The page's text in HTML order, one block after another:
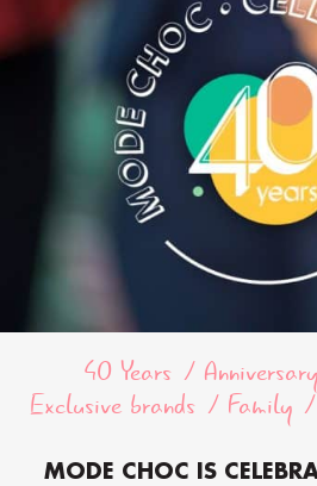
40 Years Anniversary
Exclusive brands
Family
MODE CHOC IS